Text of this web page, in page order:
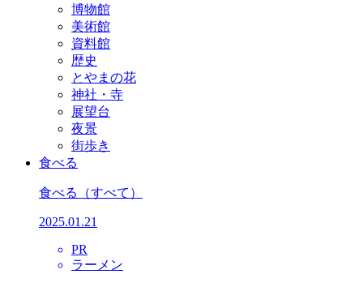
博物館
美術館
資料館
歴史
とやまの花
神社・寺
展望台
夜景
街歩き
食べる
食べる （すべて）
2025.01.21
PR
ラーメン